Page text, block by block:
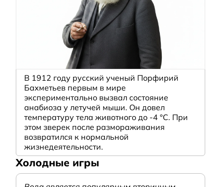
В 1912 году русский ученый Порфирий
Бахметьев первым в мире
экспериментально вызвал состояние
анабиоза у летучей мыши. Он довел
температуру тела животного до -4 °C. При
этом зверек после размораживания
возвратился к нормальной
жизнедеятельности.
Холодные игры